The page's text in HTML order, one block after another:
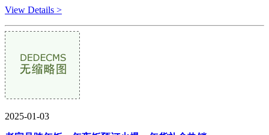
View Details >
2025-01-03